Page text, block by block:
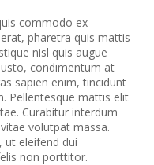
commodo ex
pharetra quis mattis
nisl quis augue
condimentum at
sapien enim, tincidunt
Pellentesque mattis elit
Curabitur interdum
volutpat massa.
ut eleifend dui
non porttitor.